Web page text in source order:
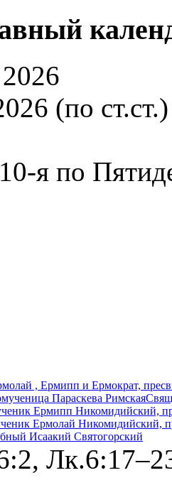
(по ст.ст.)
я по
, Ермипп и Ермократ,
Параскева Римская
Ермипп Никомидийский,
Ермолай Никомидийский,
Исаакий Святогорский